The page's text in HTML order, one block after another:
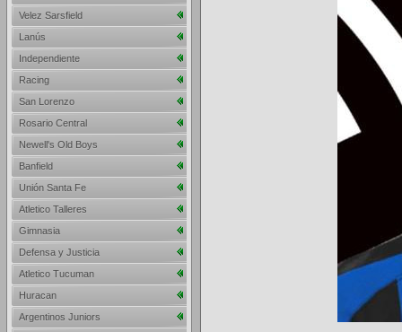
Velez Sarsfield
Lanús
Independiente
Racing
San Lorenzo
Rosario Central
Newell's Old Boys
Banfield
Unión Santa Fe
Atletico Talleres
Gimnasia
Defensa y Justicia
Atletico Tucuman
Huracan
Argentinos Juniors